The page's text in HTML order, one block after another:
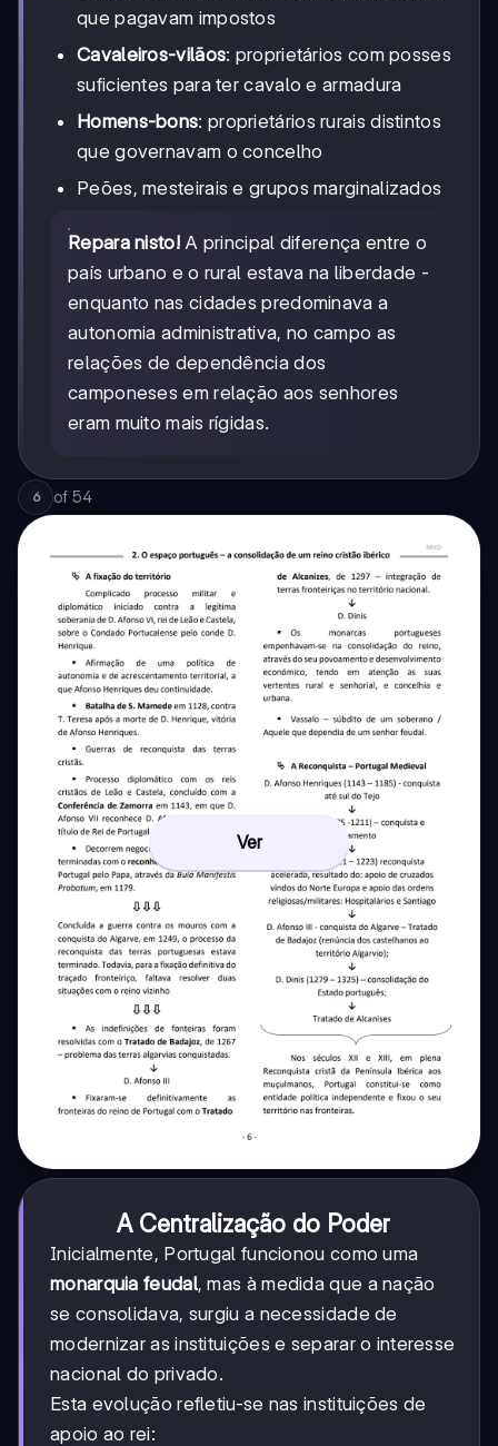
que pagavam impostos
Cavaleiros-vilãos: proprietários com posses
suficientes para ter cavalo e armadura
Homens-bons: proprietários rurais distintos
que governavam o concelho
Peões, mesteirais e grupos marginalizados
Repara nisto!A principal diferença entre o
país urbano e o rural estava na liberdade -
enquanto nas cidades predominava a
autonomia administrativa, no campo as
relações de dependência dos
camponeses em relação aos senhores
eram muito mais rígidas.
6 of 54
Ver
A Centralização do Poder
Inicialmente, Portugal funcionou como uma
monarquia feudal, mas à medida que a nação
se consolidava, surgiu a necessidade de
modernizar as instituições e separar o interesse
nacional do privado.
Esta evolução refletiu-se nas instituições de
apoio ao rei: